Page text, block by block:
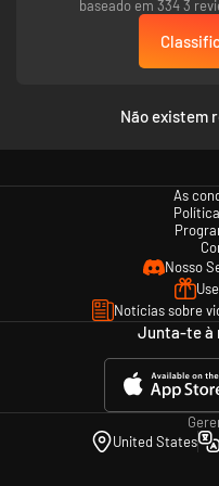
Conexão à internet, conta
Pass Ultimate ou Core (vendida
baseado em 334 3
Não existem
As
Nosso
Notícias sobre
Junta-te à
United States